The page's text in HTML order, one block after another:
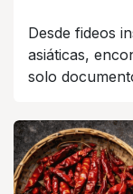
Desde fideos
asiáticas,
solo